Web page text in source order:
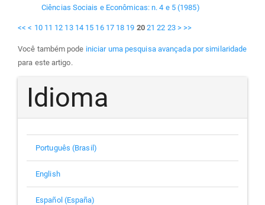
Ciências Sociais e Econômicas: n. 4 e 5 (1985)
<< < 10 11 12 13 14 15 16 17 18 19 20 21 22 23 > >>
Você também pode iniciar uma pesquisa avançada por similaridade
para este artigo.
Idioma
Português (Brasil)
English
Español (España)